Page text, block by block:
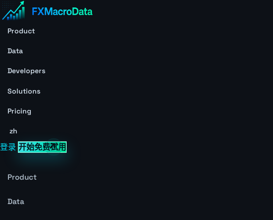
Product
Data
Developers
Solutions
Pricing
zh
登录 开始免费试用
Product
Data